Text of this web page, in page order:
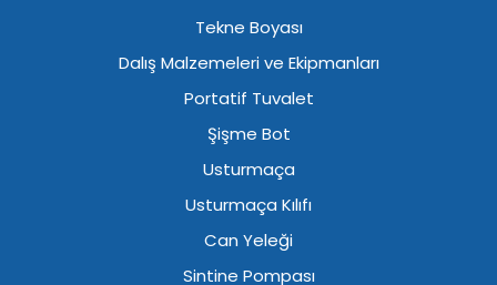
Tekne Boyası
Dalış Malzemeleri ve Ekipmanları
Portatif Tuvalet
Şişme Bot
Usturmaça
Usturmaça Kılıfı
Can Yeleği
Sintine Pompası